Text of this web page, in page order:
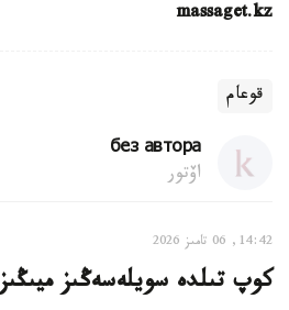
massaget.kz
قوعام
без автора
اۆتور
14:42, 06 تامىز 2026
كوپ تىلدە سويلەسەڭىز